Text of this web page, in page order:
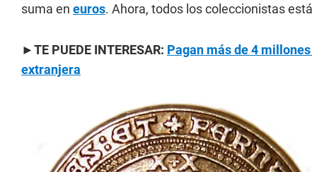
suma en euros. Ahora, todos los coleccionistas
►TE PUEDE INTERESAR: Pagan más de 4
extranjera